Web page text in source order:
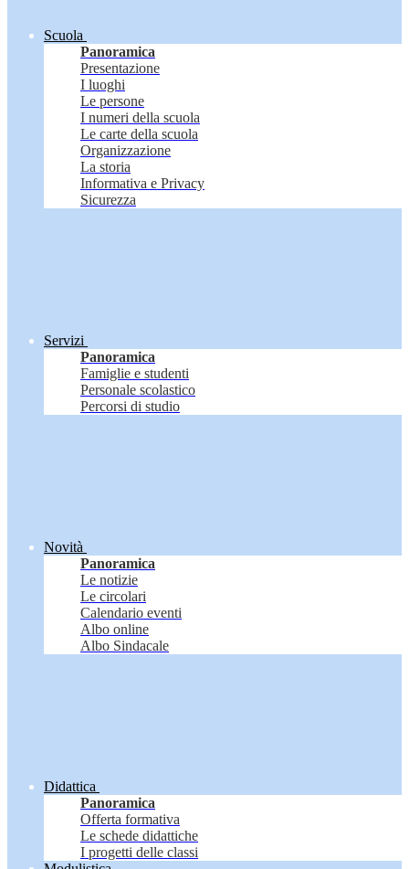
Scuola
Panoramica
Presentazione
I luoghi
Le persone
I numeri della scuola
Le carte della scuola
Organizzazione
La storia
Informativa e Privacy
Sicurezza
Servizi
Panoramica
Famiglie e studenti
Personale scolastico
Percorsi di studio
Novità
Panoramica
Le notizie
Le circolari
Calendario eventi
Albo online
Albo Sindacale
Didattica
Panoramica
Offerta formativa
Le schede didattiche
I progetti delle classi